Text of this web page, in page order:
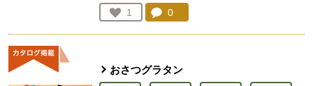
お気に入り登録：
1
人が登録
コメント：
0
おさつグラタン